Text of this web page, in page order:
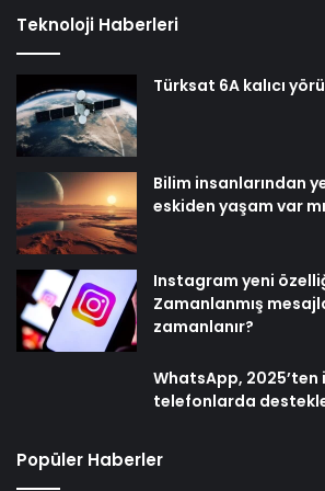
Teknoloji Haberleri
Türksat 6A kalıcı
Bilim insanlarından
eskiden yaşam var
Instagram yeni
Zamanlanmış
zamanlanır?
WhatsApp,
telefonlarda
Popüler Haberler